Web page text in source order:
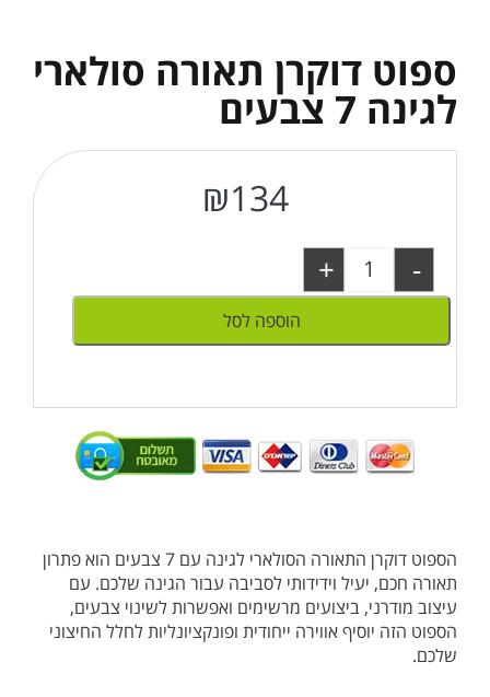
ספוט דוקרן תאורה סולארי
לגינה 7 צבעים
₪134
-
+
הוספה לסל
הספוט דוקרן התאורה הסולארי לגינה עם 7 צבעים הוא פתרון
תאורה חכם, יעיל וידידותי לסביבה עבור הגינה שלכם. עם
עיצוב מודרני, ביצועים מרשימים ואפשרות לשינוי צבעים,
הספוט הזה יוסיף אווירה ייחודית ופונקציונליות לחלל החיצוני
שלכם.